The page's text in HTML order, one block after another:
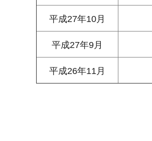
平成27年10月
平成27年9月
平成26年11月